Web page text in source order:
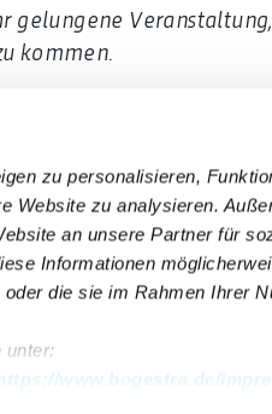
zu personalisieren,
Website zu analysieren.
an unsere Partner für
Informationen
die sie im Rahmen Ihrer
unter:
https://www.bogestra.de/
gelungene
kommen.
aus allen deutschen
Erklärung